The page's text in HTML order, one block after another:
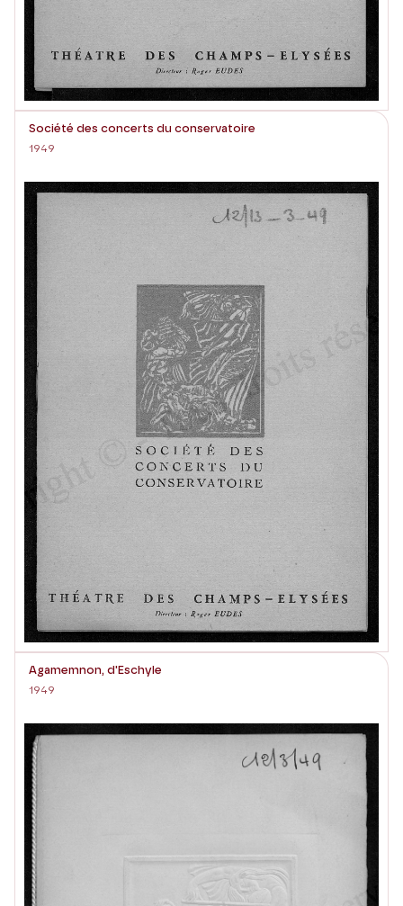
Société des concerts du conservatoire
1949
Agamemnon, d'Eschyle
1949